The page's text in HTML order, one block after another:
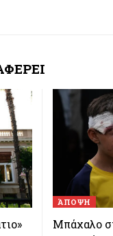
ΆΠΟΨΗ
Μπάχαλο